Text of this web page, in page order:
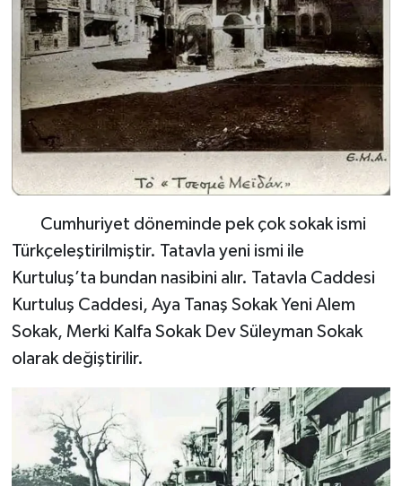
Cumhuriyet döneminde pek çok sokak ismi
Türkçeleştirilmiştir. Tatavla yeni ismi ile
Kurtuluş’ta bundan nasibini alır. Tatavla Caddesi
Kurtuluş Caddesi, Aya Tanaş Sokak Yeni Alem
Sokak, Merki Kalfa Sokak Dev Süleyman Sokak
olarak değiştirilir.